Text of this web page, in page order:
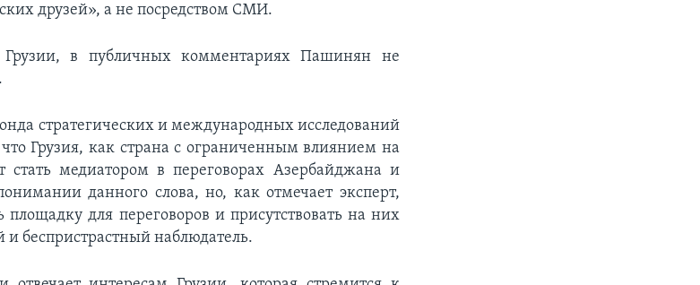
друзей», а не посредством СМИ.
в публичных комментариях Пашинян не
стратегических и международных исследований
Грузия, как страна с ограниченным влиянием на
медиатором в переговорах Азербайджана и
данного слова, но, как отмечает эксперт,
для переговоров и присутствовать на них
беспристрастный наблюдатель.